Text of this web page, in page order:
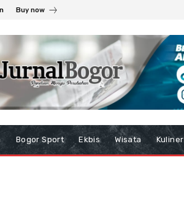
Buy now
Bogor Sport Ekbis Wisata Kuliner